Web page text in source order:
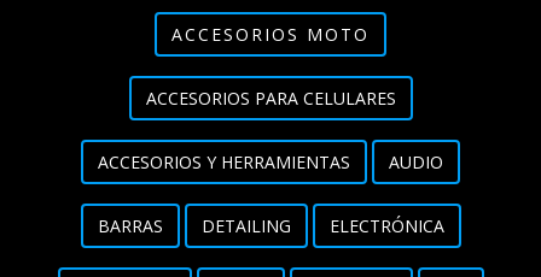
Accesorios y herramientas
Audio
Barras
Detailing
Electrónica
Lista de PreciosACCESORIOS MOTO
ACCESORIOS PARA CELULARES
ACCESORIOS Y HERRAMIENTAS AUDIO
BARRAS DETAILING ELECTRÓNICA